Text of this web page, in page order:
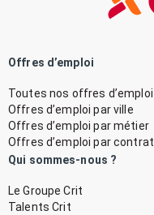
Offres d’emploi
Toutes nos offres d’emploi
Offres d’emploi par ville
Offres d’emploi par métier
Offres d’emploi par contrat
Qui sommes-nous ?
Le Groupe Crit
Talents Crit